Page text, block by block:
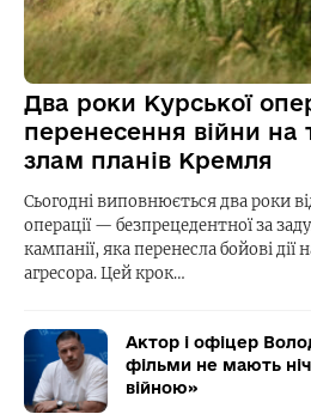
Два роки Курської
перенесення війни на
злам планів Кремля
Сьогодні виповнюється два роки
операції — безпрецедентної за
кампанії, яка перенесла бойові
агресора. Цей крок…
Актор і офіцер
фільми не мають
війною»